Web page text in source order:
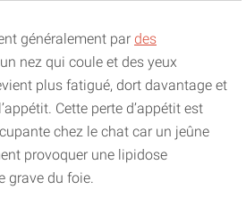
généralement par des
nez qui coule et des yeux
plus fatigué, dort davantage et
Cette perte d’appétit est
chez le chat car un jeûne
provoquer une lipidose
grave du foie.